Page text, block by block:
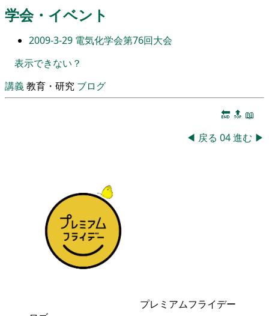
学会・イベント
2009-3-29 電気化学会第76回大会
表示できない？
講義教育・研究 ブログ
🔚 🔝 📖
◀ 戻る 04進む ▶
プレミアムフライデー